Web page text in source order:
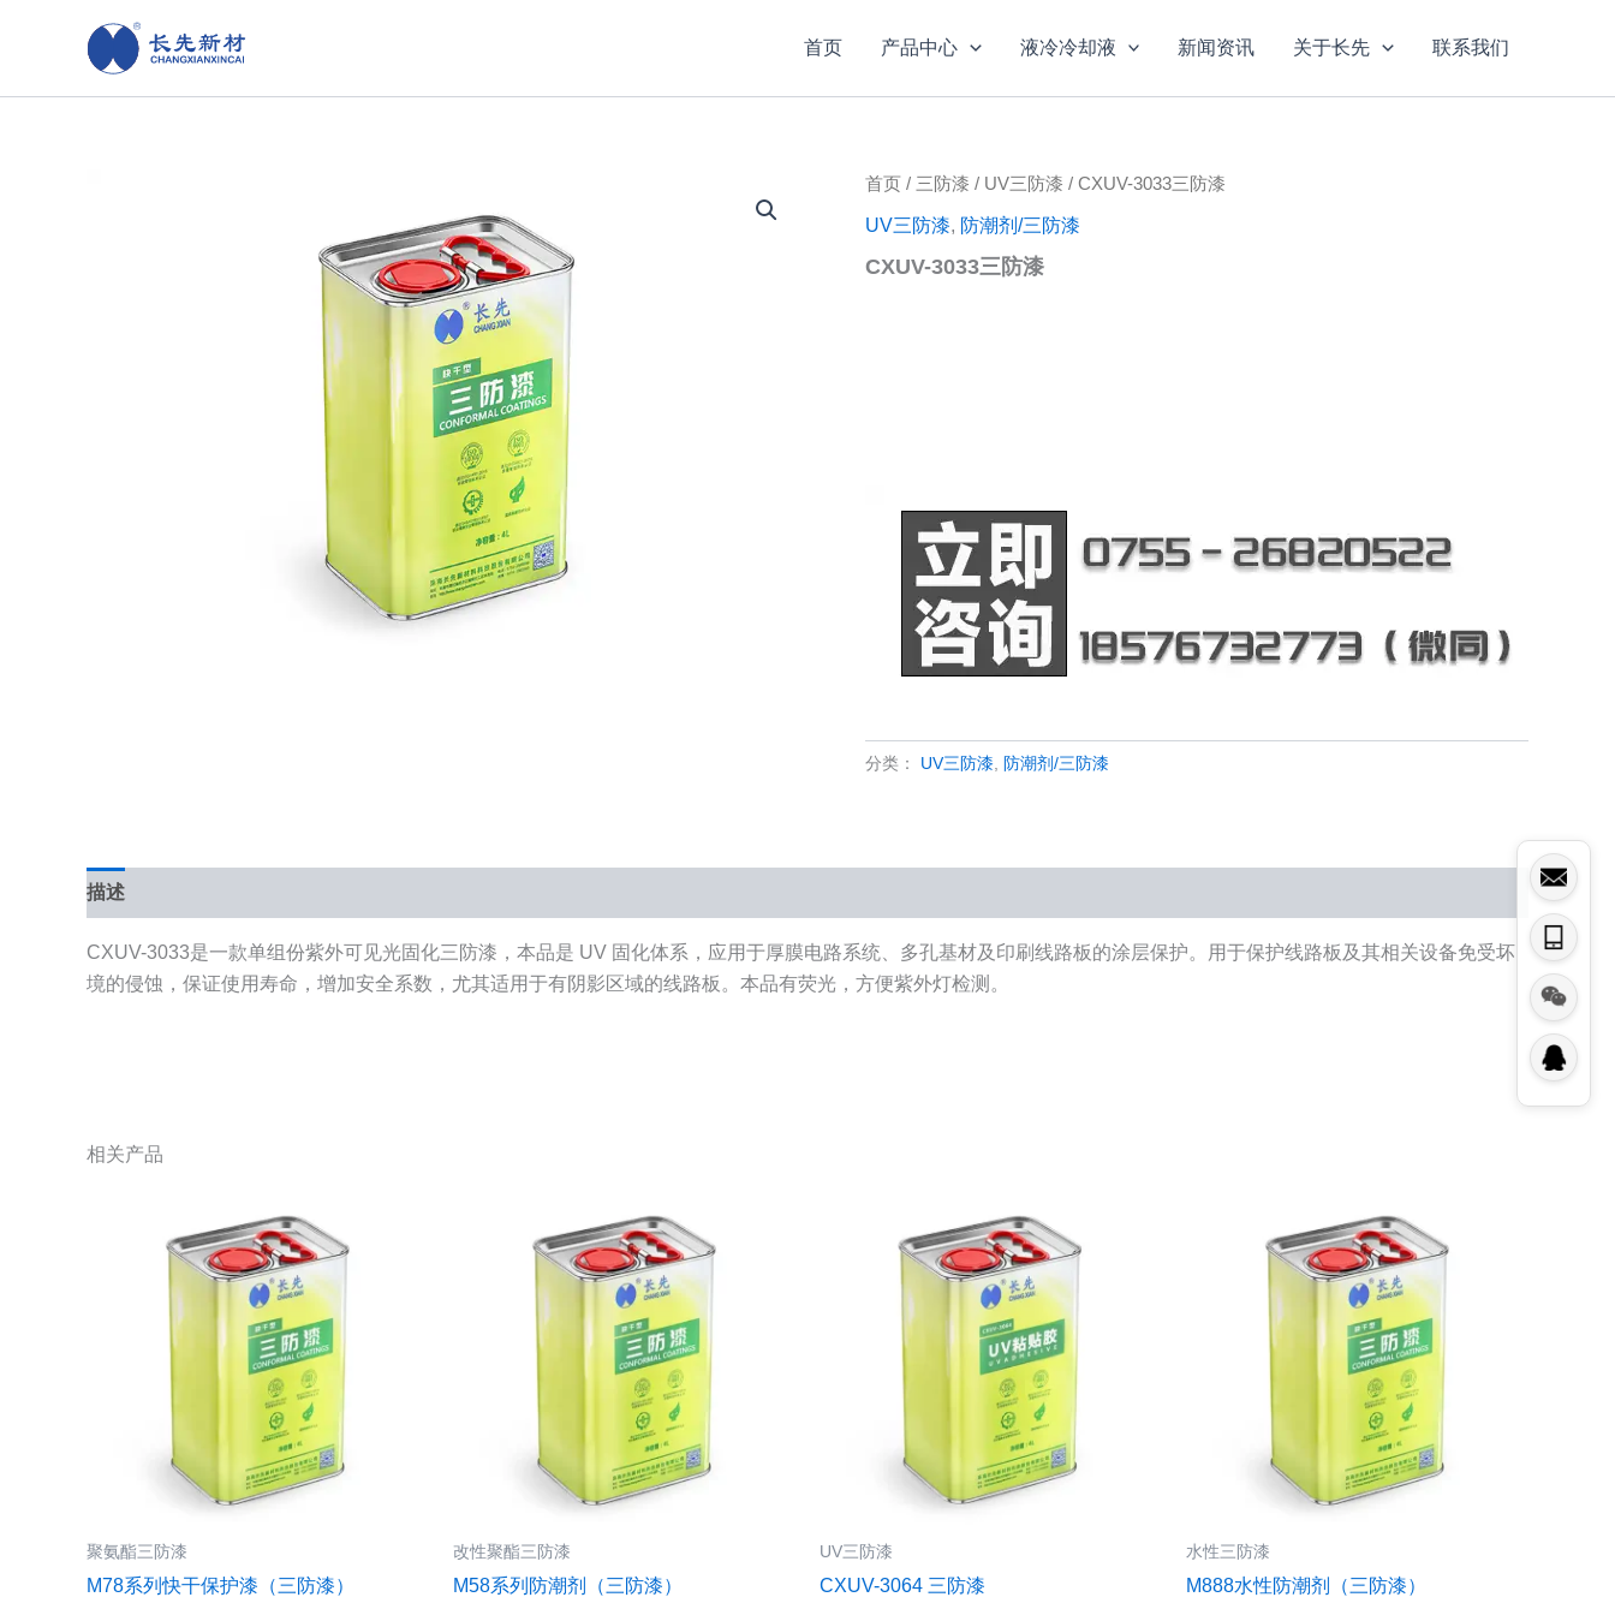
首页 产品中心 液冷冷却液 新闻资讯 关于长先 联系我们
首页 / 三防漆 / UV三防漆 / CXUV-3033三防漆
UV三防漆, 防潮剂/三防漆
CXUV-3033三防漆
分类： UV三防漆 防潮剂/三防漆
描述
CXUV-3033是一款单组份紫外可见光固化三防漆，本品是 UV 固化体系，应用于厚膜电路系统、多孔基材及印刷线路板的涂层保护。用于保护线路板及其相关设备免受坏
境的侵蚀，保证使用寿命，增加安全系数，尤其适用于有阴影区域的线路板。本品有荧光，方便紫外灯检测。
相关产品
聚氨酯三防漆
M78系列快干保护漆（三防漆）
改性聚酯三防漆
M58系列防潮剂（三防漆）
UV三防漆
CXUV-3064 三防漆
水性三防漆
M888水性防潮剂（三防漆）